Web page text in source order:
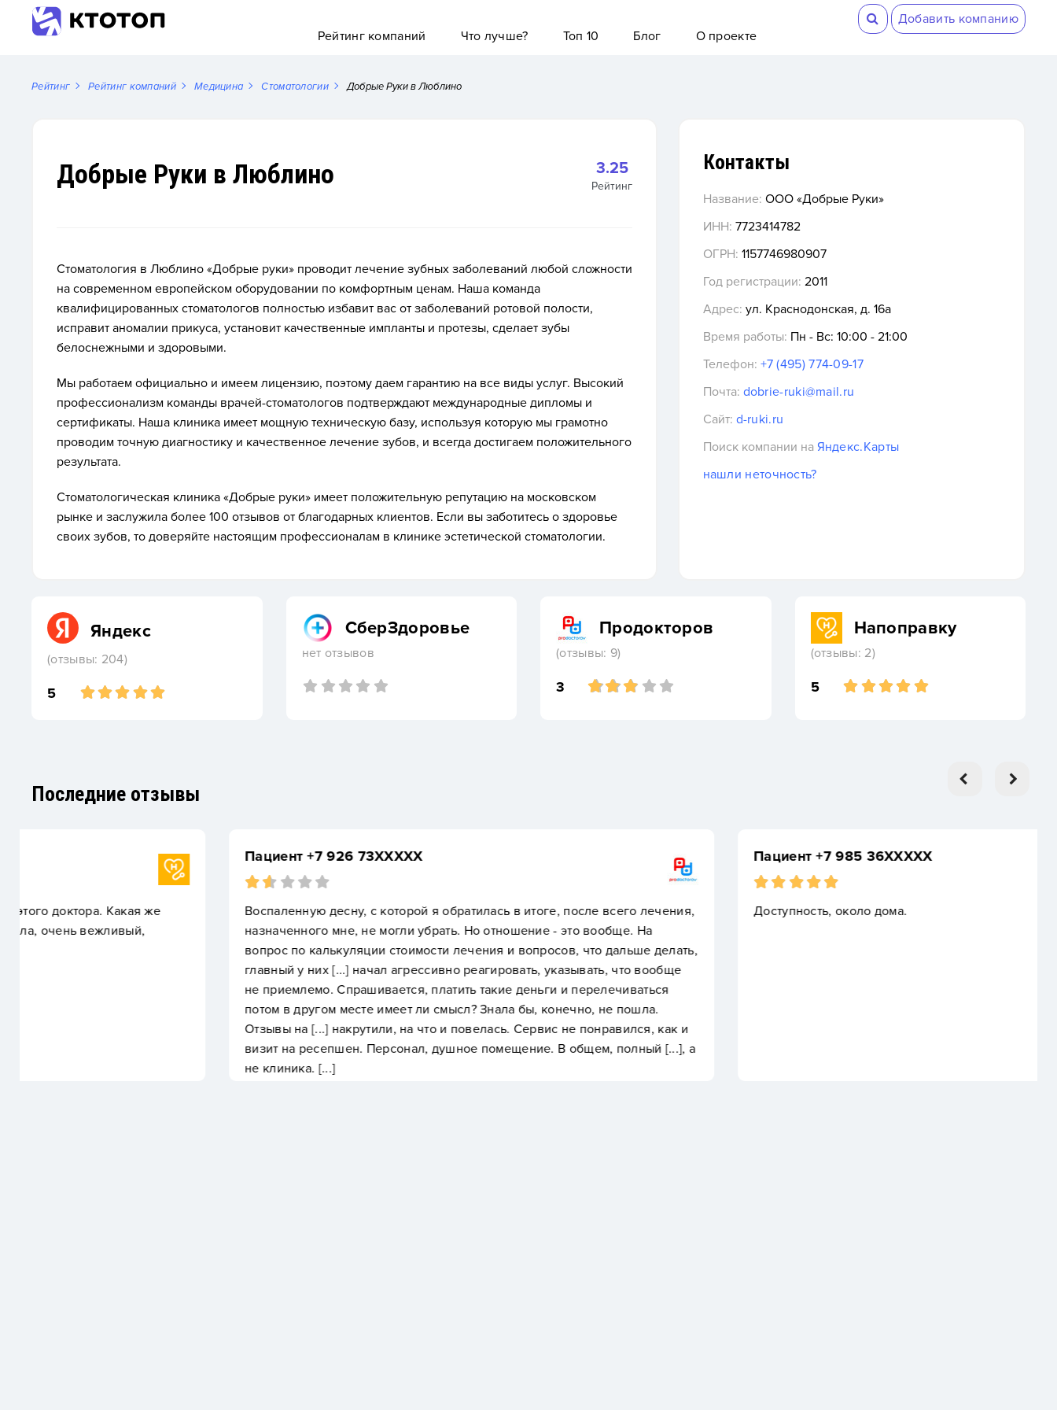
Добавить компанию
Рейтинг компаний
Что лучше? Топ 10 Блог О проекте
Рейтинг Рейтинг компаний Медицина Стоматологии Добрые Руки в Люблино
Добрые Руки в Люблино 3.25
Рейтинг
Стоматология в Люблино «Добрые руки» проводит лечение зубных заболеваний любой сложности
на современном европейском оборудовании по комфортным ценам. Наша команда
квалифицированных стоматологов полностью избавит вас от заболеваний ротовой полости,
исправит аномалии прикуса, установит качественные импланты и протезы, сделает зубы
белоснежными и здоровыми.
Мы работаем официально и имеем лицензию, поэтому даем гарантию на все виды услуг. Высокий
профессионализм команды врачей-стоматологов подтверждают международные дипломы и
сертификаты. Наша клиника имеет мощную техническую базу, используя которую мы грамотно
проводим точную диагностику и качественное лечение зубов, и всегда достигаем положительного
результата.
Стоматологическая клиника «Добрые руки» имеет положительную репутацию на московском
рынке и заслужила более 100 отзывов от благодарных клиентов. Если вы заботитесь о здоровье
своих зубов, то доверяйте настоящим профессионалам в клинике эстетической стоматологии.
Контакты
Название: OOO «Добрые Руки»
ИНН: 7723414782
ОГРН: 1157746980907
Год регистрации: 2011
Адрес: ул. Краснодонская, д. 16а
Время работы: Пн - Вс: 10:00 - 21:00
Телефон: +7 (495) 774-09-17
Почта: dobrie-ruki@mail.ru
Сайт: d-ruki.ru
Поиск компании на Яндекс.Карты
нашли неточность?
Яндекс
(отзывы: 204)
5
СберЗдоровье
нет отзывов
Продокторов
(отзывы: 9)
3
Напоправку
(отзывы: 2)
5
Последние отзывы
Пациент +7 926 73XXXXX
Воспаленную десну, с которой я обратилась в итоге, после всего лечения,
назначенного мне, не могли убрать. Но отношение - это вообще. На
вопрос по калькуляции стоимости лечения и вопросов, что дальше делать,
главный у них [...] начал агрессивно реагировать, указывать, что вообще
не приемлемо. Спрашивается, платить такие деньги и перелечиваться
потом в другом месте имеет ли смысл? Знала бы, конечно, не пошла.
Отзывы на [...] накрутили, на что и повелась. Сервис не понравился, как и
визит на ресепшен. Персонал, душное помещение. В общем, полный [...], а
Пациент +7 985 36XXXXX
Доступность, около дома.